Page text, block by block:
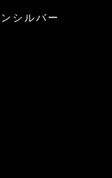
シルバー